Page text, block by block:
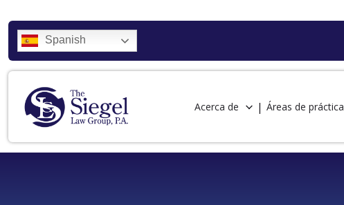
Spanish
Acerca de Áreas de práctica